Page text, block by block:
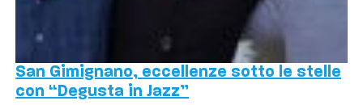
San Gimignano, eccellenze sotto le stelle
con “Degusta in Jazz”